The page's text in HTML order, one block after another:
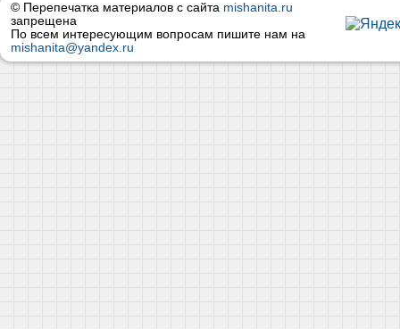
© Перепечатка материалов с сайта mishanita.ru
запрещена
По всем интересующим вопросам пишите нам на
mishanita@yandex.ru